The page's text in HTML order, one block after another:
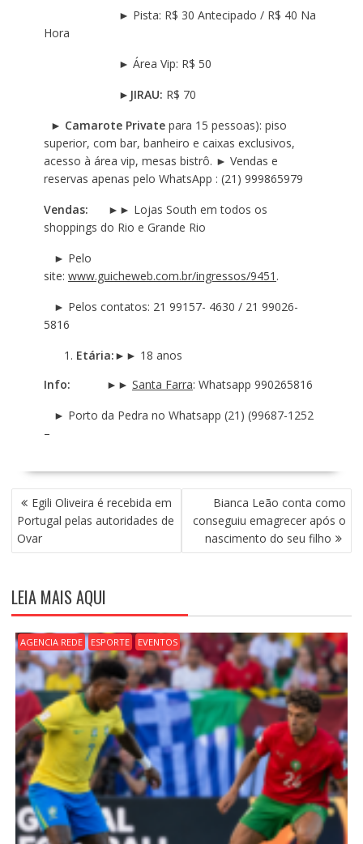
► Pista: R$ 30 Antecipado / R$ 40 Na
Hora
► Área Vip: R$ 50
► JIRAU: R$ 70
► Camarote Privatepara 15 pessoas): piso
superior, com bar, banheiro e caixas exclusivos,
acesso à área vip, mesas bistrô. ► Vendas e
reservas apenas pelo WhatsApp : (21) 999865979
Vendas: ►► Lojas South em todos os
shoppings do Rio e Grande Rio
► Pelo
site: www.guicheweb.com.br/ingressos/9451 .
► Pelos contatos: 21 99157- 4630 / 21 99026-
5816
Etária:►► 18 anos
Info:
►► Santa Farra: Whatsapp 990265816
► Porto da Pedra no Whatsapp (21) (99687-1252
–
N
A
V
E
A
Ç
Ã
O
D
E
P
S
T
Egili Oliveira é recebida em
Portugal pelas autoridades de
Ovar
Bianca Leão conta como
conseguiu emagrecer após o
nascimento do seu filho
LEIA MAIS AQUI
AGENCIA REDE ESPORTE EVENTOS